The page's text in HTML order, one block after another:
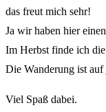
das freut mich sehr!
Ja wir haben hier
Im Herbst finde ich
Die Wanderung ist
Viel Spaß dabei.